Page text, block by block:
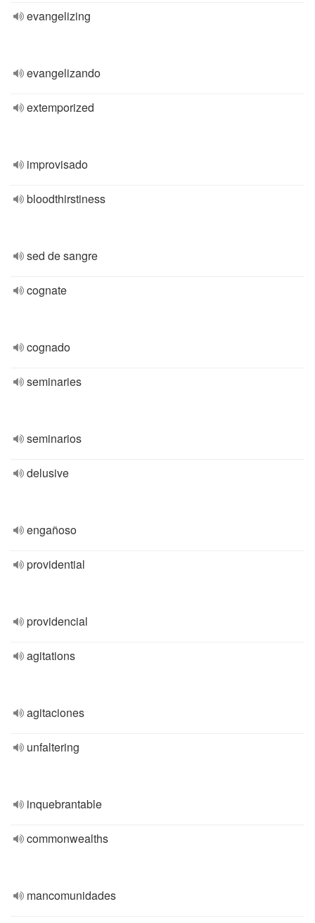
evangelizing
evangelizando
extemporized
improvisado
bloodthirstiness
sed de sangre
cognate
cognado
seminaries
seminarios
delusive
engañoso
providential
providencial
agitations
agitaciones
unfaltering
inquebrantable
commonwealths
mancomunidades